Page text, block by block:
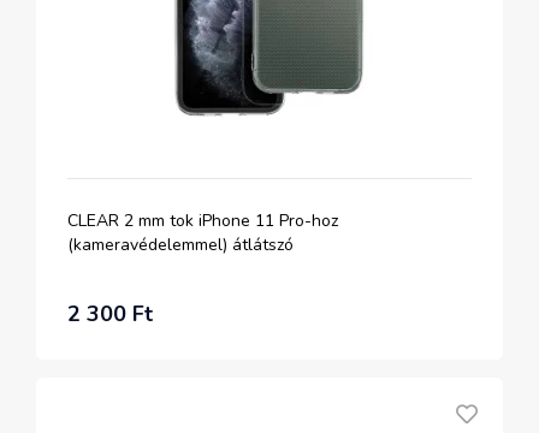
CLEAR 2 mm tok iPhone 11 Pro-hoz
(kameravédelemmel) átlátszó
2 300 Ft